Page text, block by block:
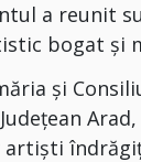
a reunit
bogat și
și